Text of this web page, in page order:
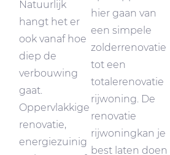
Natuurlijk
hangt het er
ook vanaf hoe
diep de
verbouwing
gaat.
Oppervlakkige
renovatie,
energiezuinig
hier gaan van
een simpele
zolderrenovatie
tot een
totalerenovatie
rijwoning. De
renovatie
rijwoningkan je
best laten doen